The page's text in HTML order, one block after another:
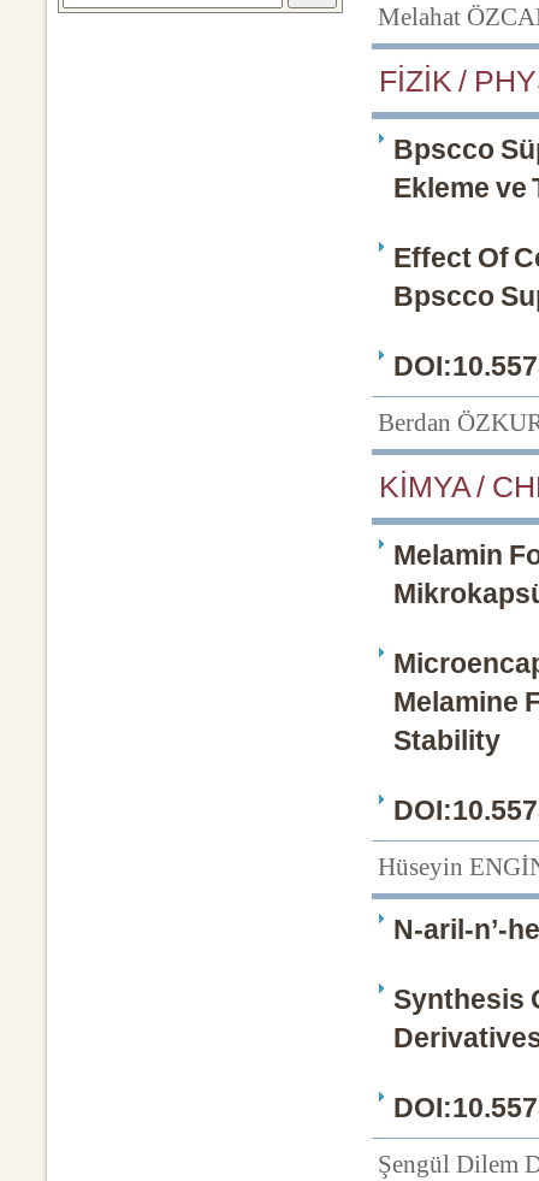
Melahat
FİZİK /
Bpscco
Ekleme ve
Effect Of
Bpscco
Berdan
KİMYA /
Melamin
Melamine
Stability
Hüseyin
N-aril-n’-
Synthesis
Şengül Dilem